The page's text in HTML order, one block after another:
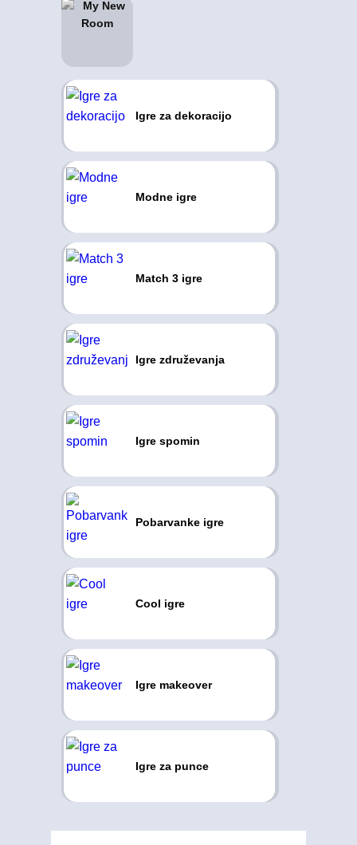
Igre za dekoracijo
Modne igre
Match 3 igre
Igre združevanja
Igre spomin
Pobarvanke igre
Cool igre
Igre makeover
Igre za punce